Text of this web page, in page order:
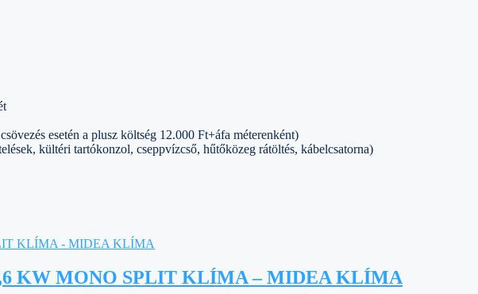
esetén a plusz költség 12.000 Ft+áfa méterenként)
kültéri tartókonzol, cseppvízcső, hűtőközeg rátöltés, kábelcsatorna)
KW MONO SPLIT KLÍMA – MIDEA KLÍMA